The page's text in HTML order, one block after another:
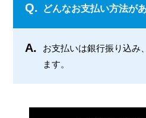
Q. どんなお支払い方法が
A.
お支払いは銀行振り込み
ます。